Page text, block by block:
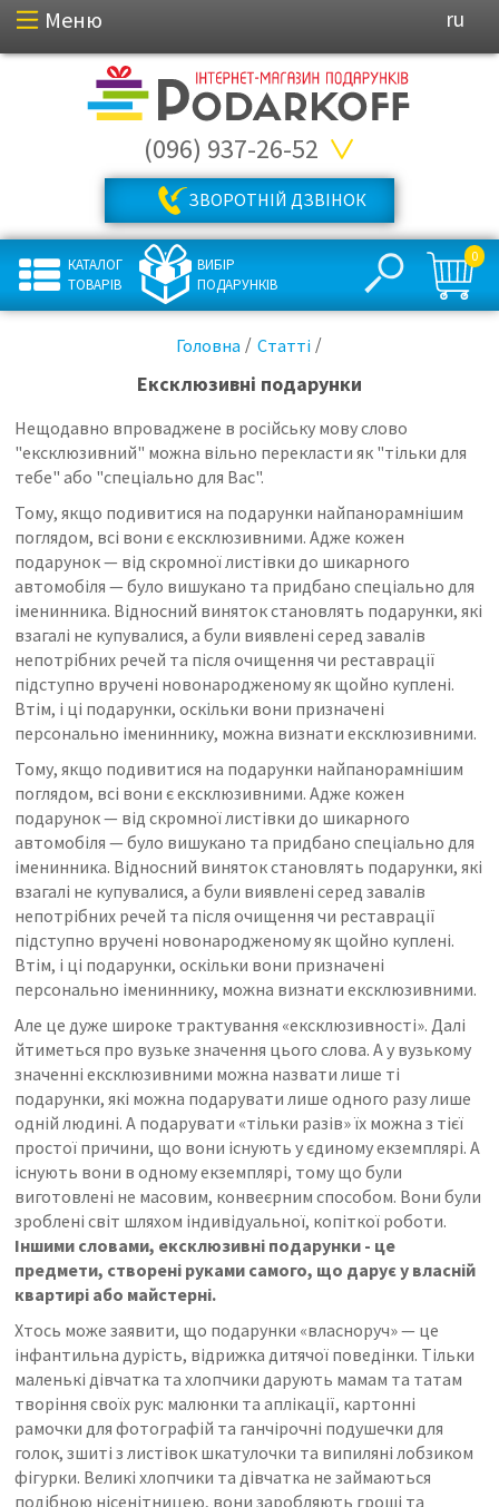
Меню ru
(096) 937-26-52
ЗВОРОТНІЙ ДЗВІНОК
КАТАЛОГ
ТОВАРІВ
ВИБІР
ПОДАРУНКІВ
0
Головна Статті
Ексклюзивні подарунки
Нещодавно впроваджене в російську мову слово
"ексклюзивний" можна вільно перекласти як "тільки для
тебе" або "спеціально для Вас".
Тому, якщо подивитися на подарунки найпанорамнішим
поглядом, всі вони є ексклюзивними. Адже кожен
подарунок — від скромної листівки до шикарного
автомобіля — було вишукано та придбано спеціально для
іменинника. Відносний виняток становлять подарунки, які
взагалі не купувалися, а були виявлені серед завалів
непотрібних речей та після очищення чи реставрації
підступно вручені новонародженому як щойно куплені.
Втім, і ці подарунки, оскільки вони призначені
персонально імениннику, можна визнати ексклюзивними.
Тому, якщо подивитися на подарунки найпанорамнішим
поглядом, всі вони є ексклюзивними. Адже кожен
подарунок — від скромної листівки до шикарного
автомобіля — було вишукано та придбано спеціально для
іменинника. Відносний виняток становлять подарунки, які
взагалі не купувалися, а були виявлені серед завалів
непотрібних речей та після очищення чи реставрації
підступно вручені новонародженому як щойно куплені.
Втім, і ці подарунки, оскільки вони призначені
персонально імениннику, можна визнати ексклюзивними.
Але це дуже широке трактування «ексклюзивності». Далі
йтиметься про вузьке значення цього слова. А у вузькому
значенні ексклюзивними можна назвати лише ті
подарунки, які можна подарувати лише одного разу лише
одній людині. А подарувати «тільки разів» їх можна з тієї
простої причини, що вони існують у єдиному екземплярі. А
існують вони в одному екземплярі, тому що були
виготовлені не масовим, конвеєрним способом. Вони були
зроблені світ шляхом індивідуальної, копіткої роботи.
Іншими словами, ексклюзивні подарунки - це
предмети, створені руками самого, що дарує у власній
квартирі або майстерні.
Хтось може заявити, що подарунки «власноруч» — це
інфантильна дурість, відрижка дитячої поведінки. Тільки
маленькі дівчатка та хлопчики дарують мамам та татам
творіння своїх рук: малюнки та аплікації, картонні
рамочки для фотографій та ганчірочні подушечки для
голок, зшиті з листівок шкатулочки та випиляні лобзиком
фігурки. Великі хлопчики та дівчатка не займаються
подібною нісенітницею, вони заробляють гроші та